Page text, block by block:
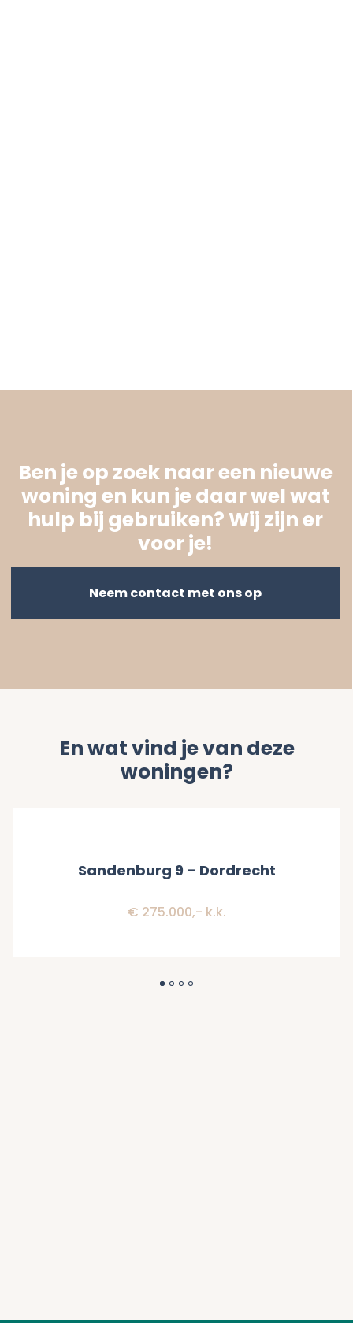
Ben je op zoek naar een nieuwe
woning en kun je daar wel wat
hulp bij gebruiken? Wij zijn er
voor je!
Neem contact met ons op
En wat vind je van deze
woningen?
Sandenburg 9 – Dordrecht
€ 275.000,- k.k.